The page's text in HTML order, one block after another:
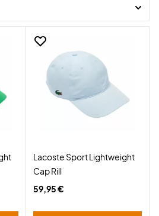
Lacoste Sport Lightweight
Cap Rill
59,95 €